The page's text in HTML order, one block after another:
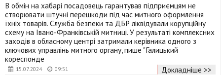
15.07.2024 09:51
В обмін на хабарі посадовець гарантував підприємцям не
створювати штучні перешкоди під час митного оформлення
їхніх товарів. Служба безпеки та ДБР ліквідували корупційну
схему на Івано-Франківській митниці. У результаті комплексних
заходів в обласному центрі затримали керівника одного з
ключових управлінь митного органу, пише "Галицький
кореспонде
Докладніше >>